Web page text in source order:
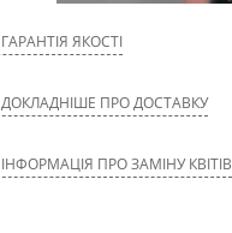
ГАРАНТІЯ ЯКОСТІ
ДОКЛАДНІШЕ ПРО ДОСТАВКУ
ІНФОРМАЦІЯ ПРО ЗАМІНУ КВІТІВ